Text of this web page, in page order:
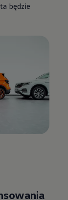
będzie